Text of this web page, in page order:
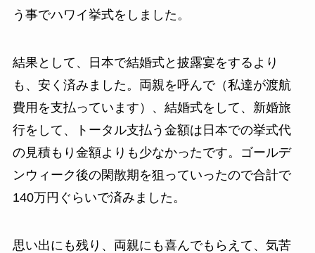
う事でハワイ挙式をしました。
結果として、日本で結婚式と披露宴をするより
も、安く済みました。両親を呼んで（私達が渡航
費用を支払っています）、結婚式をして、新婚旅
行をして、トータル支払う金額は日本での挙式代
の見積もり金額よりも少なかったです。ゴールデ
ンウィーク後の閑散期を狙っていったので合計で
140万円ぐらいで済みました。
思い出にも残り、両親にも喜んでもらえて、気苦